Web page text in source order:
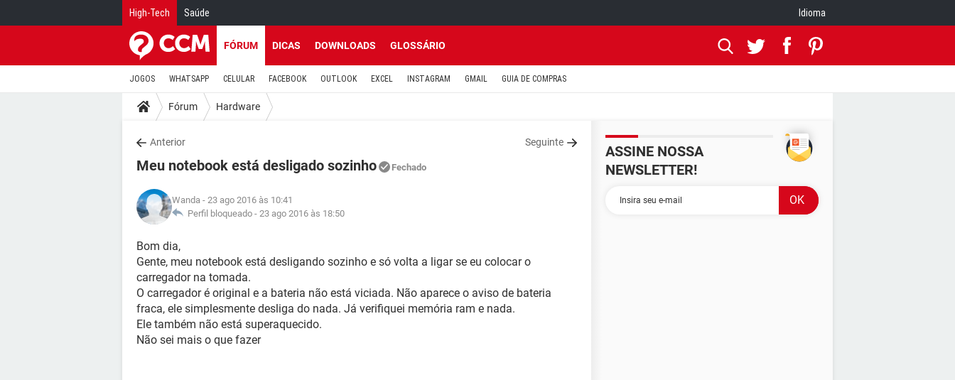
High-Tech Saúde Idioma
FÓRUM DICAS DOWNLOADS GLOSSÁRIO
JOGOS WHATSAPP CELULAR FACEBOOK OUTLOOK EXCEL INSTAGRAM GMAIL GUIA DE COMPRAS
Fórum Hardware
Anterior Seguinte
Meu notebook está desligado sozinho Fechado
Wanda - 23 ago 2016 às 10:41
Perfil bloqueado - 23 ago 2016 às 18:50
Bom dia,
Gente, meu notebook está desligando sozinho e só volta a ligar se eu colocar o
carregador na tomada.
O carregador é original e a bateria não está viciada. Não aparece o aviso de bateria
fraca, ele simplesmente desliga do nada. Já verifiquei memória ram e nada.
Ele também não está superaquecido.
Não sei mais o que fazer
ASSINE NOSSA
NEWSLETTER!